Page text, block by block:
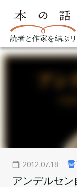
読者と作家を結ぶ
2012.07.18
アンデルセ